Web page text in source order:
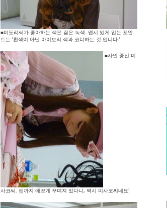
■미도리씨가 좋아하는 색은 짙은 녹색. 맵시 있게 입는 포인
트는 ‘흰색이 아닌 아이보리 색과 코디하는 것 입니다.’
■사인 중인 미
사코씨. 펜까지 예쁘게 꾸며져 있다니, 역시 미사코씨네요!